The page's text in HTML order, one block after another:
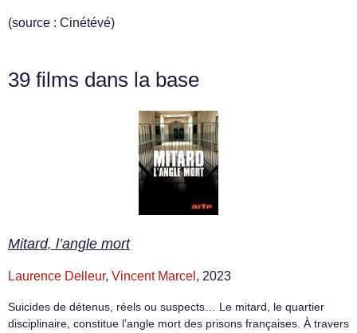
(source : Cinétévé)
39 films dans la base
Mitard, l’angle mort
Laurence Delleur, Vincent Marcel , 2023
Suicides de détenus, réels ou suspects… Le mitard, le quartier
disciplinaire, constitue l’angle mort des prisons françaises. À travers